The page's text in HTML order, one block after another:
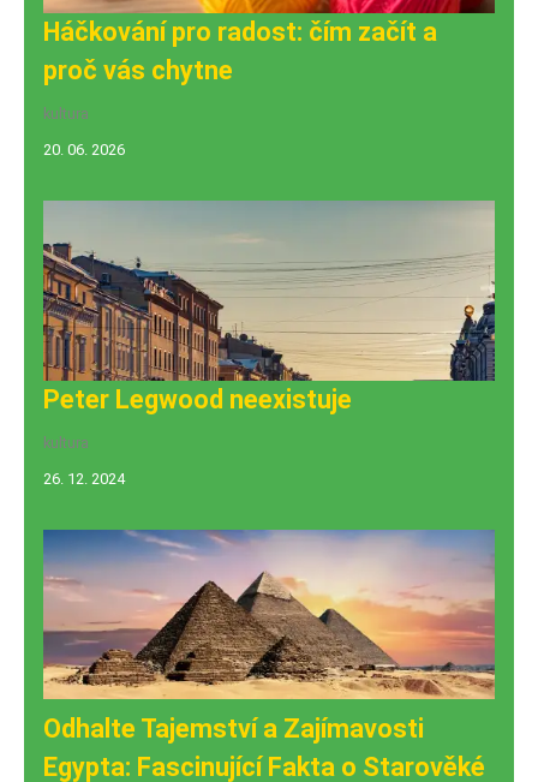
Háčkování pro radost: čím začít a
proč vás chytne
kultura
20. 06. 2026
Peter Legwood neexistuje
kultura
26. 12. 2024
Odhalte Tajemství a Zajímavosti
Egypta: Fascinující Fakta o Starověké